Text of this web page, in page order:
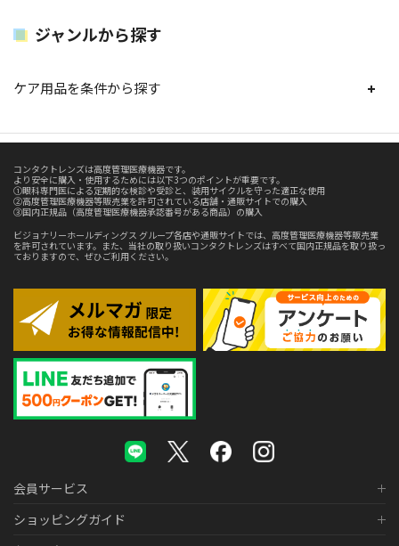
ジャンルから探す
ケア用品を条件から探す
コンタクトレンズは高度管理医療機器です。
より安全に購入・使用するためには以下3つのポイントが重要です。
①眼科専門医による定期的な検診や受診と、装用サイクルを守った適正な使用
②高度管理医療機器等販売業を許可されている店舗・通販サイトでの購入
③国内正規品（高度管理医療機器承認番号がある商品）の購入
ビジョナリーホールディングス グループ各店や通販サイトでは、高度管理医療機器等販売業
を許可されています。また、当社の取り扱いコンタクトレンズはすべて国内正規品を取り扱っ
ておりますので、ぜひご利用ください。
会員サービス
ショッピングガイド